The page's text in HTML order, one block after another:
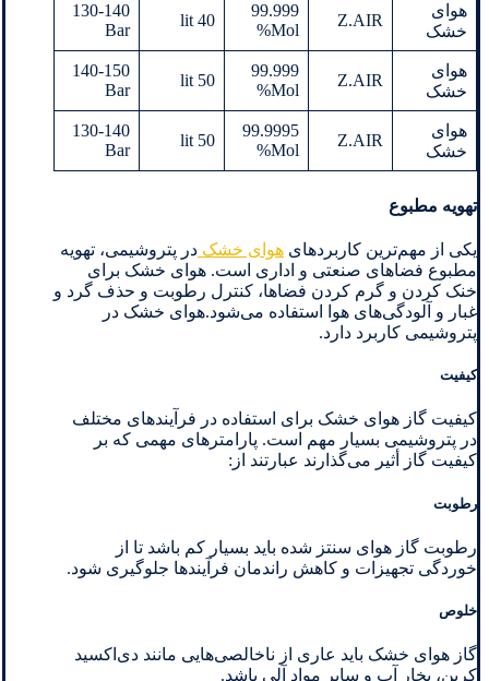
هوای
خشک
Z.AIR
99.999
Mol%
40 lit
130-140
Bar
هوای
خشک
Z.AIR
99.999
Mol%
50 lit
140-150
Bar
هوای
خشک
Z.AIR
99.9995
Mol%
50 lit
130-140
Bar
تهویه مطبوع
یکی از مهم‌ترین کاربردهای هوای خشک در پتروشیمی، تهویه
مطبوع فضاهای صنعتی و اداری است. هوای خشک برای
خنک کردن و گرم کردن فضاها، کنترل رطوبت و حذف گرد و
غبار و آلودگی‌های هوا استفاده می‌شود.هوای خشک در
پتروشیمی کاربرد دارد.
کیفیت
کیفیت گاز هوای خشک برای استفاده در فرآیندهای مختلف
در پتروشیمی بسیار مهم است. پارامترهای مهمی که بر
کیفیت گاز أثیر می‌گذارند عبارتند از:
رطوبت
رطوبت گاز هوای سنتز شده باید بسیار کم باشد تا از
خوردگی تجهیزات و کاهش راندمان فرآیندها جلوگیری شود.
خلوص
گاز هوای خشک باید عاری از ناخالصی‌هایی مانند دی‌اکسید
کربن، بخار آب و سایر مواد آلی باشد.